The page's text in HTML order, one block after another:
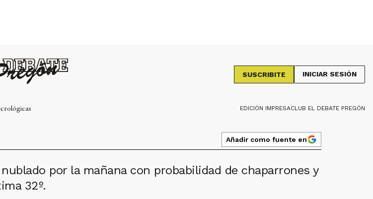
SUSCRIBITE INICIAR SESIÓN
EDICIÓN IMPRESACLUB EL DEBATE PREGÓN
Añadir como fuente en
por la mañana con probabilidad de chaparrones y
32º.